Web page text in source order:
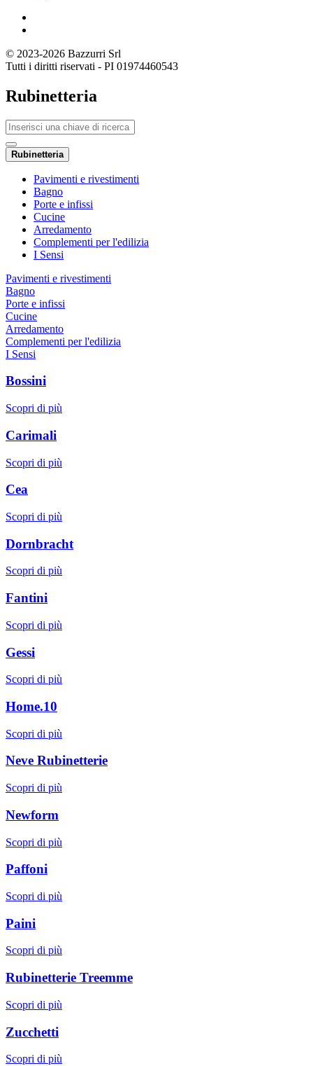
© 2023-2026 Bazzurri Srl
Tutti i diritti riservati - PI 01974460543
Rubinetteria
Rubinetteria
Pavimenti e rivestimenti
Bagno
Porte e infissi
Cucine
Arredamento
Complementi per l'edilizia
I Sensi
Pavimenti e rivestimenti
Bagno
Porte e infissi
Cucine
Arredamento
Complementi per l'edilizia
I Sensi
Bossini
Scopri di più
Carimali
Scopri di più
Cea
Scopri di più
Dornbracht
Scopri di più
Fantini
Scopri di più
Gessi
Scopri di più
Home.10
Scopri di più
Neve Rubinetterie
Scopri di più
Newform
Scopri di più
Paffoni
Scopri di più
Paini
Scopri di più
Rubinetterie Treemme
Scopri di più
Zucchetti
Scopri di più